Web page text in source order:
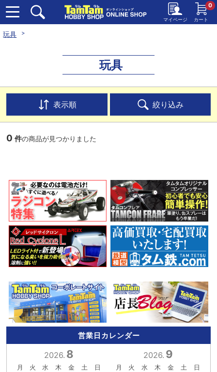
マイページ カート
0
玩具
玩具
表示順 絞り込み
0 件の商品が見つかりました
営業日カレンダー
2026. 8
月 火 水 木 金 土
日
2026. 9
月 火 水 木 金 土
日